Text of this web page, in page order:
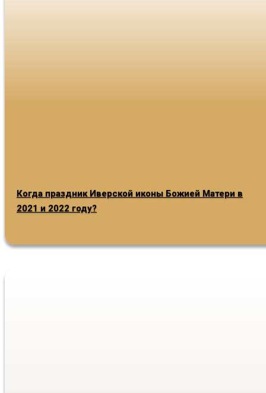
Когда праздник Иверской иконы Божией Матери в
2021 и 2022 году?